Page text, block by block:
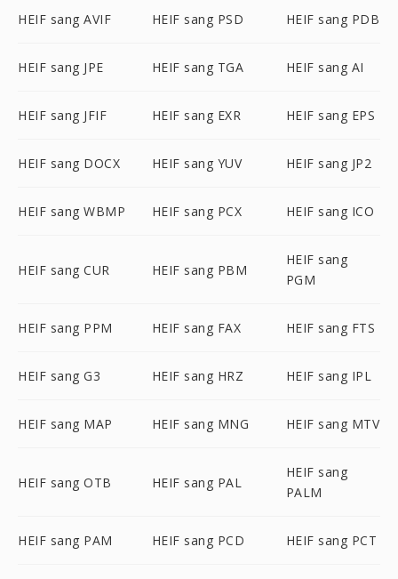
HEIF sang AVIF HEIF sang PSD HEIF sang PDB
HEIF sang JPE HEIF sang TGA HEIF sang AI
HEIF sang JFIF HEIF sang EXR HEIF sang EPS
HEIF sang DOCX HEIF sang YUV HEIF sang JP2
HEIF sang WBMP HEIF sang PCX HEIF sang ICO
HEIF sang CUR HEIF sang PBM
HEIF sang
PGM
HEIF sang PPM HEIF sang FAX HEIF sang FTS
HEIF sang G3 HEIF sang HRZ HEIF sang IPL
HEIF sang MAP HEIF sang MNG HEIF sang MTV
HEIF sang OTB HEIF sang PAL
HEIF sang
PALM
HEIF sang PAM HEIF sang PCD HEIF sang PCT